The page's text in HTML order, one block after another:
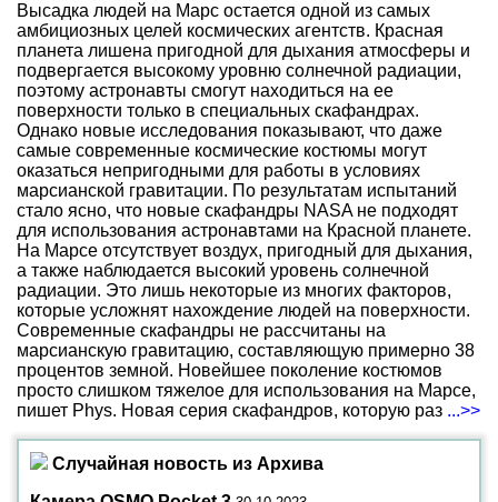
Высадка людей на Марс остается одной из самых
амбициозных целей космических агентств. Красная
планета лишена пригодной для дыхания атмосферы и
подвергается высокому уровню солнечной радиации,
поэтому астронавты смогут находиться на ее
поверхности только в специальных скафандрах.
Однако новые исследования показывают, что даже
самые современные космические костюмы могут
оказаться непригодными для работы в условиях
марсианской гравитации. По результатам испытаний
стало ясно, что новые скафандры NASA не подходят
для использования астронавтами на Красной планете.
На Марсе отсутствует воздух, пригодный для дыхания,
а также наблюдается высокий уровень солнечной
радиации. Это лишь некоторые из многих факторов,
которые усложнят нахождение людей на поверхности.
Современные скафандры не рассчитаны на
марсианскую гравитацию, составляющую примерно 38
процентов земной. Новейшее поколение костюмов
просто слишком тяжелое для использования на Марсе,
пишет Phys. Новая серия скафандров, которую раз ...>>
Случайная новость из Архива